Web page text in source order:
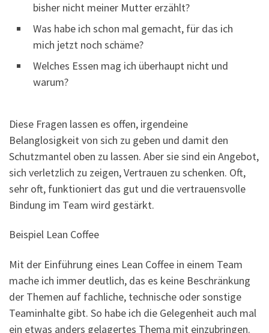
bisher nicht meiner Mutter erzählt?
Was habe ich schon mal gemacht, für das ich
mich jetzt noch schäme?
Welches Essen mag ich überhaupt nicht und
warum?
Diese Fragen lassen es offen, irgendeine
Belanglosigkeit von sich zu geben und damit den
Schutzmantel oben zu lassen. Aber sie sind ein Angebot,
sich verletzlich zu zeigen, Vertrauen zu schenken. Oft,
sehr oft, funktioniert das gut und die vertrauensvolle
Bindung im Team wird gestärkt.
Beispiel Lean Coffee
Mit der Einführung eines Lean Coffee in einem Team
mache ich immer deutlich, das es keine Beschränkung
der Themen auf fachliche, technische oder sonstige
Teaminhalte gibt. So habe ich die Gelegenheit auch mal
ein etwas anders gelagertes Thema mit einzubringen.